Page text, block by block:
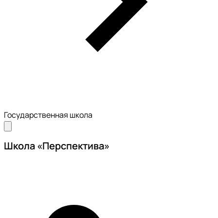
Государственная школа
Школа «Перспектива»